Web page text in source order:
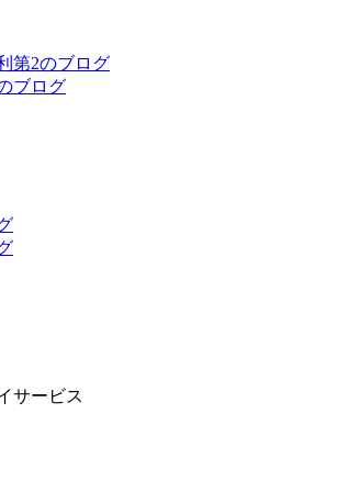
第2のブログ
ブログ
サービス